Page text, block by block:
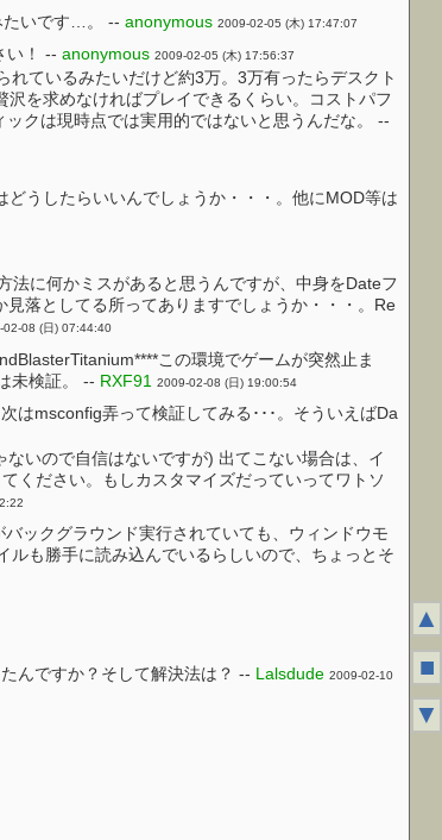
たいです…。 -- anonymous 2009-02-05 (木) 17:47:07
い！ -- anonymous 2009-02-05 (木) 17:56:37
ているみたいだけど約3万。3万有ったらデスクト
を求めなければプレイできるくらい。コストパフ
クは現時点では実用的ではないと思うんだな。 --
うしたらいいんでしょうか・・・。他にMOD等は
に何かミスがあると思うんですが、中身をDateフ
落としてる所ってありますでしょうか・・・。Re
02-08 (日) 07:44:40
この環境でゲームが突然止ま
未検証。 -- RXF91 2009-02-08 (日) 19:00:54
はmsconfig弄って検証してみる･･･。そういえばDa
いので自信はないですが) 出てこない場合は、イ
ください。もしカスタマイズだっていってワトソ
ックグラウンド実行されていても、ウィンドウモ
も勝手に読み込んでいるらしいので、ちょっとそ
んですか？そして解決法は？ -- Lalsdude 2009-02-10
▲
■
▼